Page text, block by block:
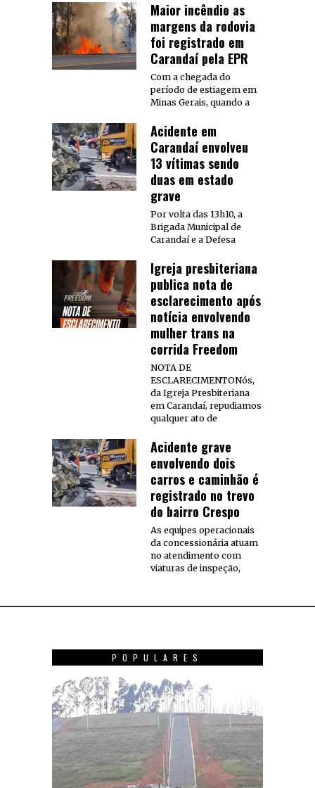
Maior incêndio as
margens da rodovia
foi registrado em
Carandaí pela EPR
Com a chegada do
período de estiagem em
Minas Gerais, quando a
Acidente em
Carandaí envolveu
13 vítimas sendo
duas em estado
grave
Por volta das 13h10, a
Brigada Municipal de
Carandaí e a Defesa
Igreja presbiteriana
publica nota de
esclarecimento após
notícia envolvendo
mulher trans na
corrida Freedom
NOTA DE
ESCLARECIMENTONós,
da Igreja Presbiteriana
em Carandaí, repudiamos
qualquer ato de
Acidente grave
envolvendo dois
carros e caminhão é
registrado no trevo
do bairro Crespo
As equipes operacionais
da concessionária atuam
no atendimento com
viaturas de inspeção,
POPULARES